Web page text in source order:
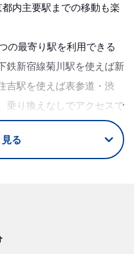
都内主要駅までの移動も楽
の最寄り駅を利用できる
鉄新宿線菊川駅を使えば新
吉駅を使えば表参道・渋
乗り換えなしでアクセスで
ので、大学生や社会人の方
。
ーパーやコンビニなどの
。静かで穏やかな住宅街
見る